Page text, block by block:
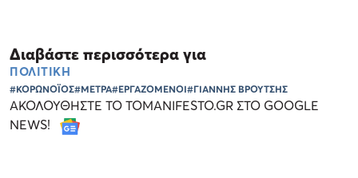
Διαβάστε περισσότερα για
ΠΟΛΙΤΙΚΗ
#ΚΟΡΩΝΟΪΟΣ#ΜΕΤΡΑ#ΕΡΓΑΖΟΜΕΝΟΙ#ΓΙΑΝΝΗΣ ΒΡΟΥΤΣΗΣ
ΑΚΟΛΟΥΘΗΣΤΕ ΤΟ TOMANIFESTO.GR ΣΤΟ GOOGLE
NEWS!